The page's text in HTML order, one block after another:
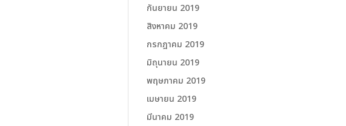
กันยายน 2019
สิงหาคม 2019
กรกฎาคม 2019
มิถุนายน 2019
พฤษภาคม 2019
เมษายน 2019
มีนาคม 2019